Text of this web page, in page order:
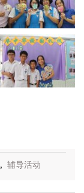
, 辅导活动